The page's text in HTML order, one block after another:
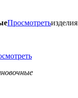
Просмотретьизделия